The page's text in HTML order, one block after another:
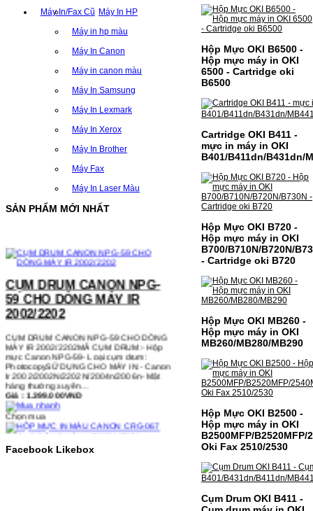
Máy In/Fax Cũ Máy In HP
Máy in hp màu
Máy In Canon
Máy in canon màu
Máy In Samsung
Máy In Lexmark
Máy In Xerox
Máy In Brother
Máy Fax
Máy In Laser Màu
SẢN PHẨM MỚI NHẤT
CỤM DRUM CANON NPG-
59 CHO DÒNG MÁY IR
2002/2202
CỤM DRUM CANON NPG-59 CHO DÒNG
mực Canon NPG-59- Loại cụm drum:
PhotocopySỬ DỤNG CHO MÁY IN:- Canon
Ir 2002/2002N/2202N/2004n/2006n- Mặt
hàng thường xuyên…
Giá : 1.399.000VND
Chọn mua
HỘP MỰC IN MÀU CANON
CRG-067 CHO DÒNG MÁY
Facebook Likebox
Hộp Mực OKI B6500 -
Hộp mực máy in OKI
6500 - Cartridge oki
B6500
Cartridge OKI B411 -
mực in máy in OKI
B401/B411dn/B431dn/
Hộp Mực OKI B720 -
Hộp mực máy in OKI
B700/B710N/B720N/
- Cartridge oki B720
Hộp Mực OKI MB260 -
Hộp mực máy in OKI
MB260/MB280/MB290
Hộp Mực OKI B2500 -
Hộp mực máy in OKI
B2500MFP/B2520MFP/
Oki Fax 2510/2530
Cụm Drum OKI B411 -